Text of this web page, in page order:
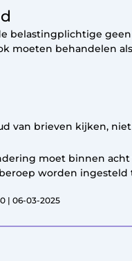
belastingplichtige
moeten behandelen
van brieven kijken,
moet binnen
worden
| 06-03-2025